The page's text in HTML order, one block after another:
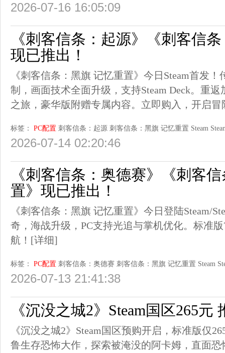
2026-07-16 16:05:09
《刺客信条：起源》《刺客信
现已推出！
《刺客信条：黑旗 记忆重置》今日Steam首发
制，画面技术全面升级，支持Steam Deck。重
之旅，豪华版附赠专属内容。立即购入，开启冒
标签： PC配置 刺客信条：起源 刺客信条：黑旗 记忆重置 Steam
2026-07-14 02:20:46
《刺客信条：奥德赛》《刺客
置》现已推出！
《刺客信条：黑旗 记忆重置》今日登陆Steam/
奇，海战升级，PC支持光追与掌机优化。标准
航！ [详细]
标签： PC配置 刺客信条：奥德赛 刺客信条：黑旗 记忆重置 Steam
2026-07-13 21:41:38
《沉没之城2》Steam国区265元
《沉没之城2》Steam国区预购开启，标准版仅
鲁生存恐怖大作，探索被淹没的阿卡姆，直面